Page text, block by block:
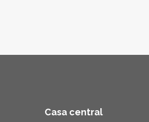
Casa central